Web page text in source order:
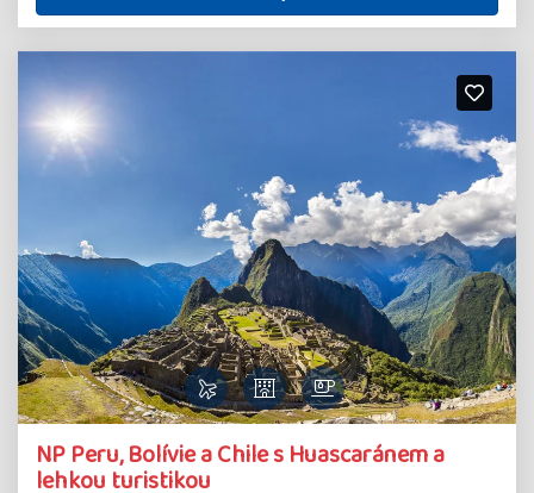
NP Peru, Bolívie a Chile s Huascaránem a
lehkou turistikou